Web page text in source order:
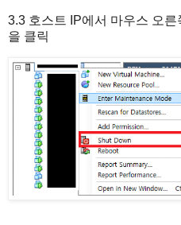
3.3 호스트 IP에서 마우스 오
을 클릭